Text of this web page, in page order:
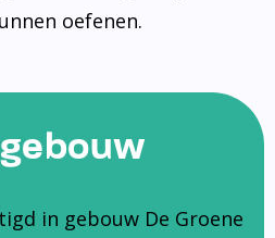
oefenen.
in gebouw De Groene